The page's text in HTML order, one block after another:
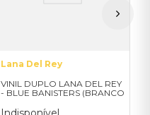
Lana Del Rey
VINIL DUPLO LANA DEL REY
- BLUE BANISTERS (BRANCO
IMPORTADO